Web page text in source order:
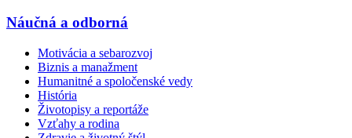
Náučná a odborná
Motivácia a sebarozvoj
Biznis a manažment
Humanitné a spoločenské vedy
História
Životopisy a reportáže
Vzťahy a rodina